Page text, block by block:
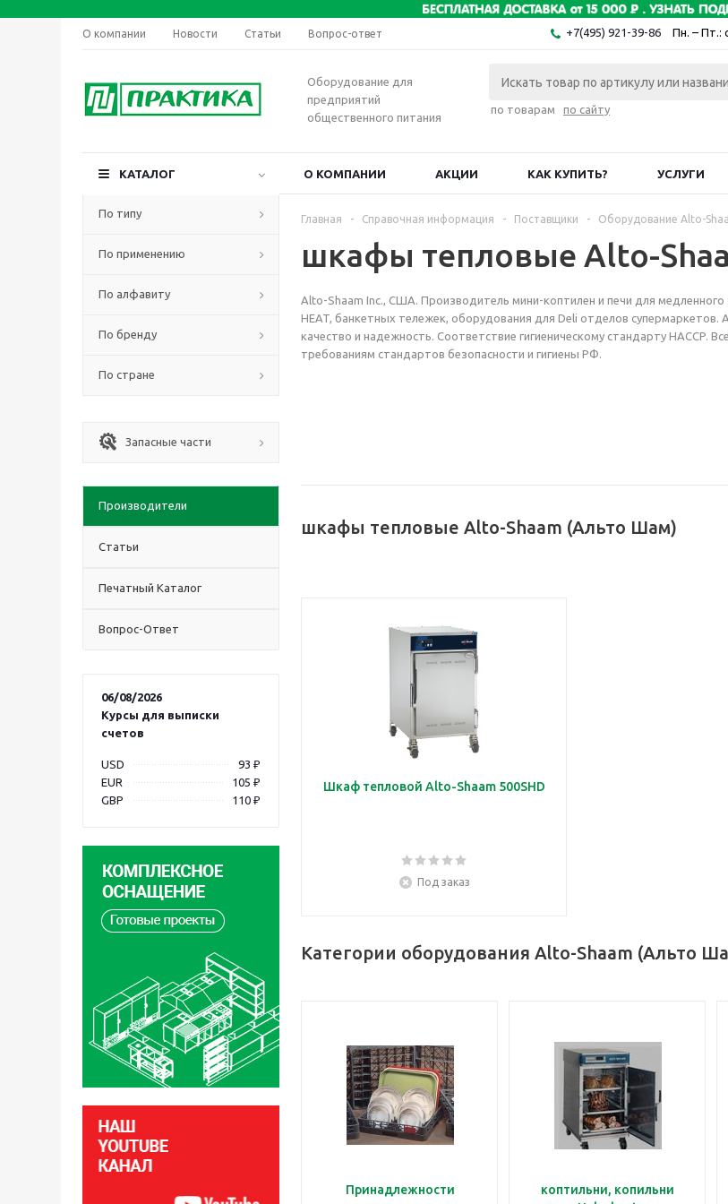
О компании Новости Статьи Вопрос-ответ +7(495) 921-39-86 Пн. – Пт.:
Оборудование для
предприятий
общественного питания
по товарам по сайту
КАТАЛОГ О КОМПАНИИ АКЦИИ КАК КУПИТЬ? УСЛУГИ
По типу
По применению
По алфавиту
По бренду
По стране
Запасные части
Производители
Статьи
Печатный Каталог
Вопрос-Ответ
06/08/2026
Курсы для выписки
счетов
USD
93 ₽
EUR
105 ₽
GBP
110 ₽
Главная - Справочная информация - Поставщики - Оборудование Alto-
шкафы тепловые Alto-
Alto-Shaam Inc., США. Производитель мини-коптилен и печи для медленного
HEAT, банкетных тележек, оборудования для Deli отделов супермаркетов.
качество и надежность. Соответствие гигиеническому стандарту HACCP.
требованиям стандартов безопасности и гигиены РФ.
шкафы тепловые Alto-Shaam (Альто Шам)
Шкаф тепловой Alto-Shaam 500SHD
Под заказ
Категории оборудования Alto-Shaam (Альто
Принадлежности
коптильни, копильни